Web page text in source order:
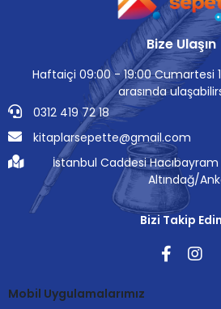
Bize Ulaşın
Haftaiçi 09:00 - 19:00 Cumartesi
arasında
0312 419 72 18
kitaplarsepette@gmail.com
İstanbul Caddesi
Altındağ/
Bizi Takip Edin
Mobil Uygulamalarımız